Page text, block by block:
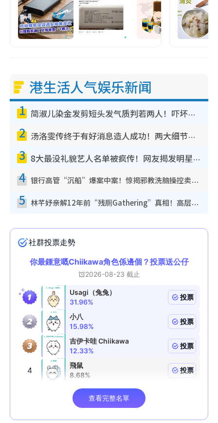
港生活人气娱乐新闻
1 简淑儿染金发剪短头发气质判若两人！吓坏老公麦大力都认不出：“你做什么？”
2 汤洛雯传终于有好消息造人成功！两大细节曝孕味极浓引猜测：大肚婆先会咁！
3 8大最没礼貌艺人名单被疯传！网友揭发明星真面目，一致数落这一位是无品天花板？
4 银行高管“沉船”爆案中案！惊揭邪教洗脑操控卖淫被吞600万，幕后黑手讲多错多
5 林芊妤亲解12年前“残厕Gathering”真相！高层解约一句话重创尊严，至今拒返TVB